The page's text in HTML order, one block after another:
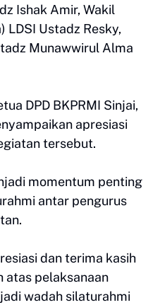
Ishak Amir, Wakil
LDSI Ustadz Resky,
Munawwirul Alma
DPD BKPRMI Sinjai,
apresiasi
tersebut.
momentum penting
antar pengurus
dan terima kasih
atas pelaksanaan
wadah silaturahmi